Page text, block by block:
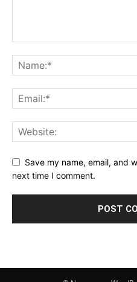
Save my name, email, and
next time I comment.